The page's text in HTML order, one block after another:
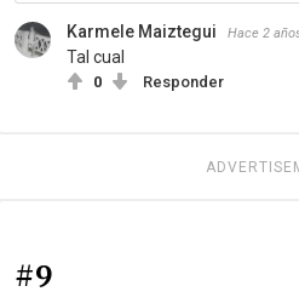
Karmele Maiztegui Hace 2
Tal cual
0 Responder
#9